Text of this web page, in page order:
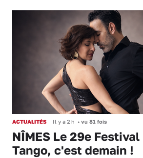
ACTUALITÉS Il y a 2 h • vu 81 fois
NÎMES Le 29e
Tango, c'est demain !